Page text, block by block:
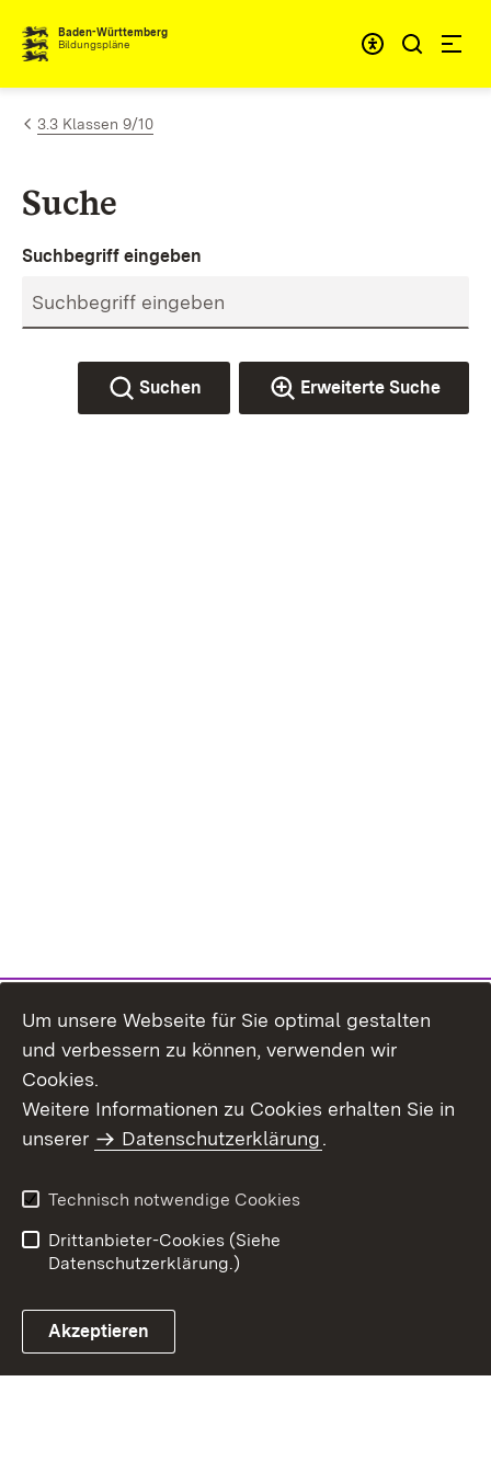
Zum Inhalt springen
Baden-Württemberg
Bildungspläne
3.3 Klassen 9/10
Suche
Suchbegriff eingeben
Suchen Erweiterte Suche
Um unsere Webseite für Sie optimal gestalten
und verbessern zu können, verwenden wir
Cookies.
Weitere Informationen zu Cookies erhalten Sie in
unserer
Datenschutzerklärung.
Technisch notwendige Cookies
Drittanbieter-Cookies (Siehe
Datenschutzerklärung.)
Akzeptieren